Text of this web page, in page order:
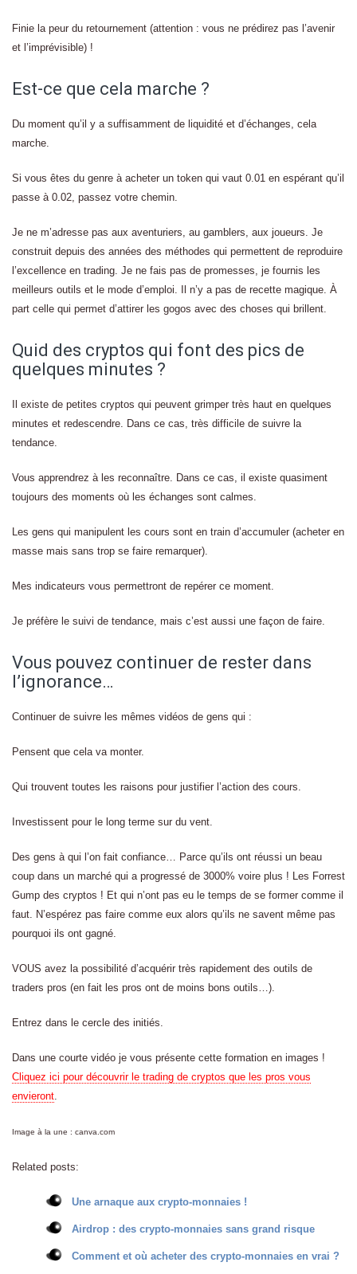
Finie la peur du retournement (attention : vous ne prédirez pas l’avenir
et l’imprévisible) !
Est-ce que cela marche ?
Du moment qu’il y a suffisamment de liquidité et d’échanges, cela
marche.
Si vous êtes du genre à acheter un token qui vaut 0.01 en espérant qu’il
passe à 0.02, passez votre chemin.
Je ne m’adresse pas aux aventuriers, au gamblers, aux joueurs. Je
construit depuis des années des méthodes qui permettent de reproduire
l’excellence en trading. Je ne fais pas de promesses, je fournis les
meilleurs outils et le mode d’emploi. Il n’y a pas de recette magique. À
part celle qui permet d’attirer les gogos avec des choses qui brillent.
Quid des cryptos qui font des pics de
quelques minutes ?
Il existe de petites cryptos qui peuvent grimper très haut en quelques
minutes et redescendre. Dans ce cas, très difficile de suivre la
tendance.
Vous apprendrez à les reconnaître. Dans ce cas, il existe quasiment
toujours des moments où les échanges sont calmes.
Les gens qui manipulent les cours sont en train d’accumuler (acheter en
masse mais sans trop se faire remarquer).
Mes indicateurs vous permettront de repérer ce moment.
Je préfère le suivi de tendance, mais c’est aussi une façon de faire.
Vous pouvez continuer de rester dans
l’ignorance…
Continuer de suivre les mêmes vidéos de gens qui :
Pensent que cela va monter.
Qui trouvent toutes les raisons pour justifier l’action des cours.
Investissent pour le long terme sur du vent.
Des gens à qui l’on fait confiance… Parce qu’ils ont réussi un beau
coup dans un marché qui a progressé de 3000% voire plus ! Les Forrest
Gump des cryptos ! Et qui n’ont pas eu le temps de se former comme il
faut. N’espérez pas faire comme eux alors qu’ils ne savent même pas
pourquoi ils ont gagné.
VOUS avez la possibilité d’acquérir très rapidement des outils de
traders pros (en fait les pros ont de moins bons outils…).
Entrez dans le cercle des initiés.
Dans une courte vidéo je vous présente cette formation en images !
Cliquez ici pour découvrir le trading de cryptos que les pros vous
envieront.
Image à la une : canva.com
Related posts:
Une arnaque aux crypto-monnaies !
Airdrop : des crypto-monnaies sans grand risque
Comment et où acheter des crypto-monnaies en vrai ?